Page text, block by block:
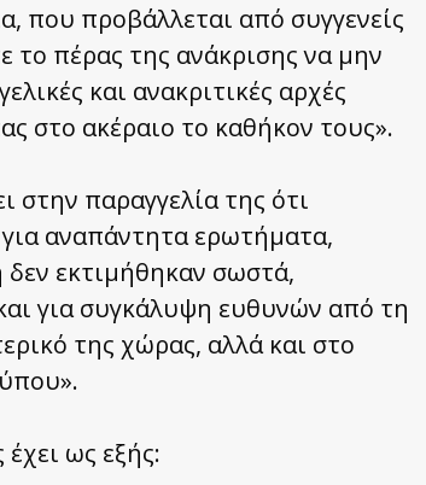
που προβάλλεται από συγγενείς
πέρας της ανάκρισης να μην
και ανακριτικές αρχές
στο ακέραιο το καθήκον τους».
στην παραγγελία της ότι
αναπάντητα ερωτήματα,
εκτιμήθηκαν σωστά,
για συγκάλυψη ευθυνών από τη
της χώρας, αλλά και στο
ως εξής: